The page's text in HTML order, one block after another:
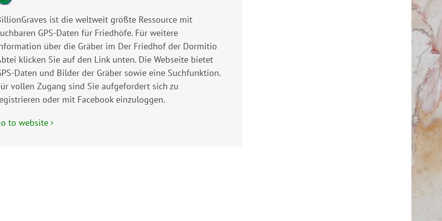
ist die weltweit größte Ressource mit
GPS-Daten für Friedhöfe. Für weitere
über die Gräber im Der Friedhof der Dormitio
klicken Sie auf den Link unten. Die Webseite bietet
Daten und Bilder der Gräber sowie eine Suchfunktion.
vollen Zugang sind Sie aufgefordert sich zu
oder mit Facebook einzuloggen.
to website